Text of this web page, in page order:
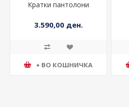
Кратки пантолони
3.590,00 ден.
+ ВО КОШНИЧКА